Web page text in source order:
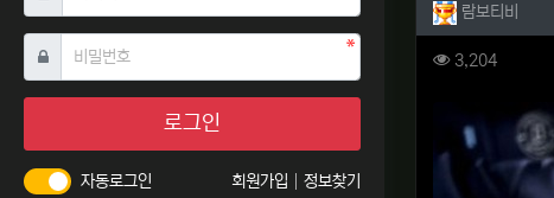
작성자 정보
람보티비
컨텐츠 정보
3,204조회
본문
비밀번호필수
로그인
자동로그인 회원가입 정보찾기